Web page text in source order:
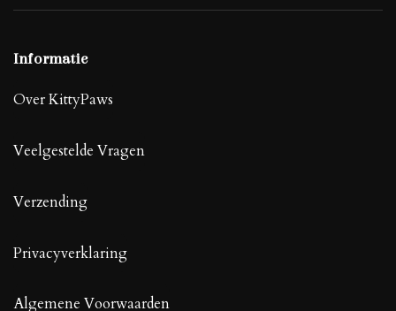
Informatie
Over KittyPaws
Veelgestelde Vragen
Verzending
Privacyverklaring
Algemene Voorwaarden